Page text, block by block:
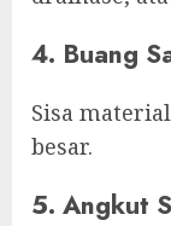
4. Buang
Sisa
besar.
5. Angkut